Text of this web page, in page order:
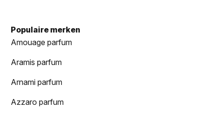
Populaire merken
Amouage parfum
Aramis parfum
Arnami parfum
Azzaro parfum